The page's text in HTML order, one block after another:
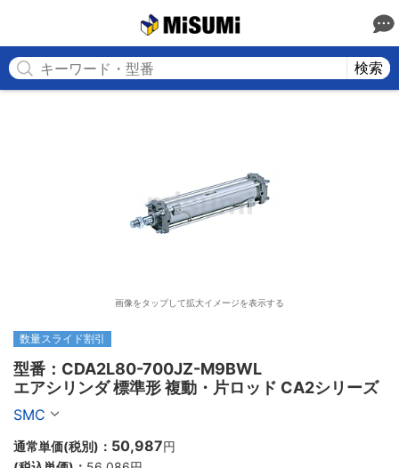
検索
画像をタップして拡大イメージを表示する
数量スライド割引
型番：CDA2L80-700JZ-M9BWL
エアシリンダ 標準形 複動・片ロッド CA2シリーズ
SMC
通常単価(税別)： 50,987円